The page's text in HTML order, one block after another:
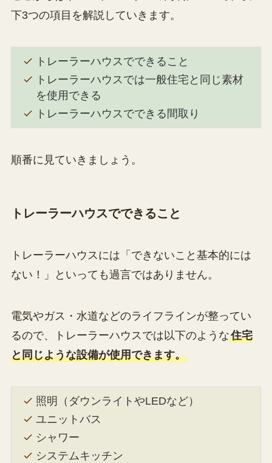
下3つの項目を解説していきます。
トレーラーハウスでできること
トレーラーハウスでは一般住宅と同じ素材
を使用できる
トレーラーハウスでできる間取り
順番に見ていきましょう。
トレーラーハウスでできること
トレーラーハウスには「できないこと基本的には
ない！」といっても過言ではありません。
電気やガス・水道などのライフラインが整ってい
るので、トレーラーハウスでは以下のような住宅
と同じような設備が使用できます。
照明（ダウンライトやLEDなど）
ユニットバス
シャワー
システムキッチン